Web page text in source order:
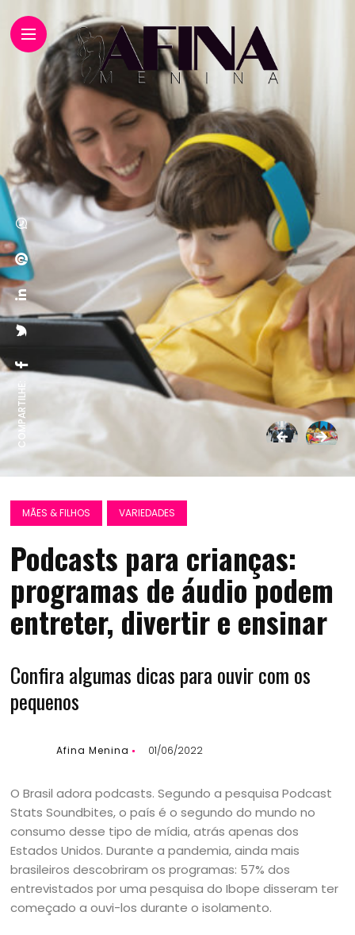
COMPARTILHE:
MÃES & FILHOS VARIEDADES
Podcasts para crianças:
programas de áudio podem
entreter, divertir e ensinar
Confira algumas dicas para ouvir com os
pequenos
Afina Menina 01/06/2022
O Brasil adora podcasts. Segundo a pesquisa Podcast
Stats Soundbites, o país é o segundo do mundo no
consumo desse tipo de mídia, atrás apenas dos
Estados Unidos. Durante a pandemia, ainda mais
brasileiros descobriram os programas: 57% dos
entrevistados por uma pesquisa do Ibope disseram ter
começado a ouvi-los durante o isolamento.